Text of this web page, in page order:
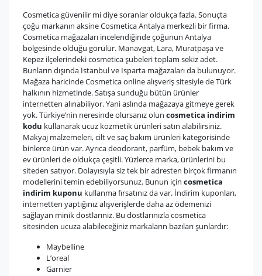
Cosmetica güvenilir mi diye soranlar oldukça fazla. Sonuçta
çoğu markanın aksine Cosmetica Antalya merkezli bir firma.
Cosmetica mağazaları incelendiğinde çoğunun Antalya
bölgesinde olduğu görülür. Manavgat, Lara, Muratpaşa ve
Kepez ilçelerindeki cosmetica şubeleri toplam sekiz adet.
Bunların dışında İstanbul ve Isparta mağazaları da bulunuyor.
Mağaza haricinde Cosmetica online alışveriş sitesiyle de Türk
halkının hizmetinde. Satışa sunduğu bütün ürünler
internetten alınabiliyor. Yani aslında mağazaya gitmeye gerek
yok. Türkiye’nin neresinde olursanız olun cosmetica indirim
kodu kullanarak ucuz kozmetik ürünleri satın alabilirsiniz.
Makyaj malzemeleri, cilt ve saç bakım ürünleri kategorisinde
binlerce ürün var. Ayrıca deodorant, parfüm, bebek bakım ve
ev ürünleri de oldukça çeşitli. Yüzlerce marka, ürünlerini bu
siteden satıyor. Dolayısıyla siz tek bir adresten birçok firmanın
modellerini temin edebiliyorsunuz. Bunun için cosmetica
indirim kuponu kullanma fırsatınız da var. İndirim kuponları,
internetten yaptığınız alışverişlerde daha az ödemenizi
sağlayan minik dostlarınız. Bu dostlarınızla cosmetica
sitesinden ucuza alabileceğiniz markaların bazıları şunlardır:
Maybelline
L’oreal
Garnier